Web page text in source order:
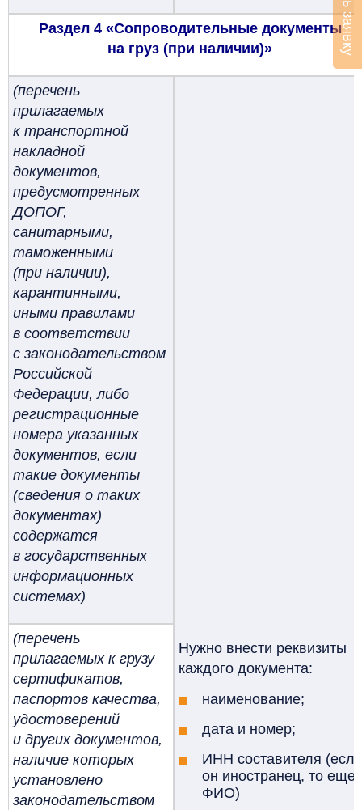
Раздел 4 «Сопроводительные документы
на груз (при наличии)»
(перечень
прилагаемых
к транспортной
накладной
документов,
предусмотренных
ДОПОГ,
санитарными,
таможенными
(при наличии),
карантинными,
иными правилами
в соответствии
с законодательством
Российской
Федерации, либо
регистрационные
номера указанных
документов, если
такие документы
(сведения о таких
документах)
содержатся
в государственных
информационных
системах)
Нужно внести реквизиты
каждого документа:
наименование;
дата и номер;
ИНН составителя (если
он иностранец, то еще
ФИО)
(перечень
прилагаемых к грузу
сертификатов,
паспортов качества,
удостоверений
и других документов,
наличие которых
установлено
законодательством